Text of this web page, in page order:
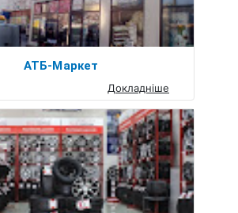
АТБ-Маркет
Докладніше